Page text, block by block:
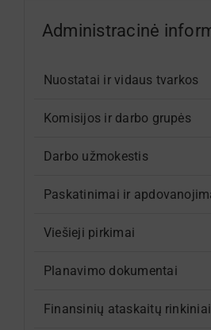
Administracinė
Nuostatai ir vidaus tvarkos
Komisijos ir darbo grupės
Darbo užmokestis
Paskatinimai ir
Viešieji pirkimai
Planavimo dokumentai
Finansinių ataskaitų rinkiniai